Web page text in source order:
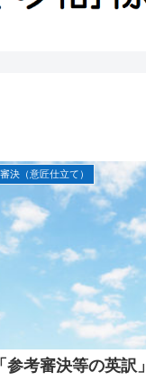
決（意匠仕立て）
参考審決等の英訳